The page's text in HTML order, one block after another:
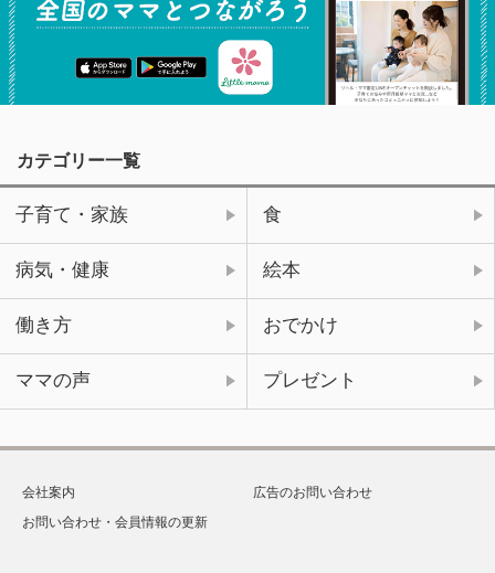
カテゴリー一覧
子育て・家族 食
病気・健康 絵本
働き方 おでかけ
ママの声 プレゼント
会社案内
広告のお問い合わせ
お問い合わせ・会員情報の更新